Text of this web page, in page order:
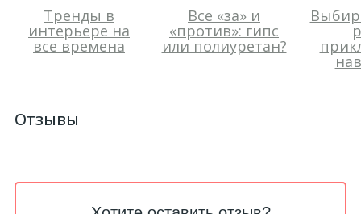
Тренды в
интерьере на
все времена
Все «за» и
«против»: гипс
или полиуретан?
Отзывы